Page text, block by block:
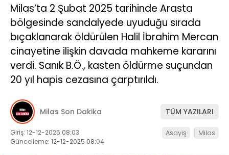
İhbar Hattı
SPOR
VEFAT
GENEL
İLETIŞIM
KÜNYE
Milas’ta 2 Şubat 2025 tarihinde Arasta
bölgesinde sandalyede uyuduğu sırada
bıçaklanarak öldürülen Halil İbrahim Mercan
cinayetine ilişkin davada mahkeme kararını
verdi. Sanık B.Ö., kasten öldürme suçundan
20 yıl hapis cezasına çarptırıldı.
Milas Son Dakika TÜM YAZILARI
Giriş: 12-12-2025 08:03
Güncelleme: 12-12-2025 08:04
Asayiş Milas